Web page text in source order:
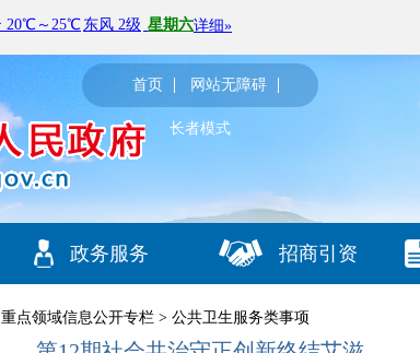
首页 网站无障碍
长者模式
政务服务 招商引资
重点领域信息公开专栏 > 公共卫生服务类事项